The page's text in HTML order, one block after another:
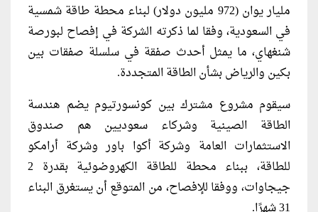
مليار يوان (972 مليون دولار) لبناء محطة طاقة شمسية
في السعودية، وفقا لما ذكرته الشركة في إفصاح لبورصة
شنغهاي، ما يمثل أحدث صفقة في سلسلة صفقات بين
بكين والرياض بشأن الطاقة المتجددة.
سيقوم مشروع مشترك بين كونسورتيوم يضم هندسة
الطاقة الصينية وشركاء سعوديين هم صندوق
الاستثمارات العامة وشركة أكوا باور وشركة أرامكو
للطاقة، ببناء محطة للطاقة الكهروضوئية بقدرة 2
جيجاوات، ووفقا للإفصاح، من المتوقع أن يستغرق البناء